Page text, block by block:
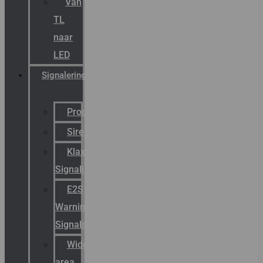
TL
naar
LED
Signalering
Productcatalogus
Sirena
Klaxon
Signaling
E2S
Warning
Signals
Wide